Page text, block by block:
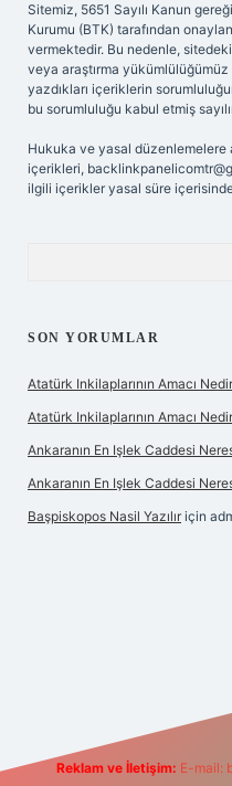
Sitemiz, 5651 Sayılı Kanun
Kurumu (BTK) tarafından
vermektedir. Bu nedenle,
veya araştırma
yazdıkları içeriklerin
bu sorumluluğu kabul etmiş
Hukuka ve yasal düzenlemelere
içerikleri,
ilgili içerikler yasal süre
SON YORUMLAR
Atatürk Inkilaplarının Amacı Nedir
Atatürk Inkilaplarının Amacı Nedir
Ankaranın En Işlek Caddesi
Ankaranın En Işlek Caddesi
Başpiskopos Nasil Yazılır için
Reklam ve İletişim: E-mail: